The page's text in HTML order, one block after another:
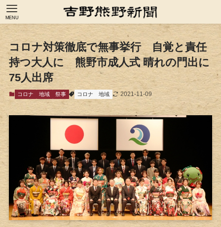
MENU
コロナ対策徹底で無事挙行 自覚と責任
持つ大人に 熊野市成人式 晴れの門出に
75人出席
コロナ 地域 祭事 コロナ 地域 2021-11-09